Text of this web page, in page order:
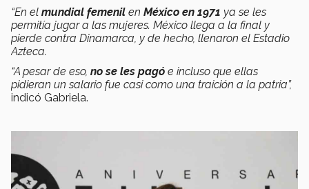
“En el mundial femenil en México en 1971 ya se les
permitía jugar a las mujeres. México llega a la final y
pierde contra Dinamarca, y de hecho, llenaron el Estadio
Azteca.
“A pesar de eso, no se les pagó e incluso que ellas
pidieran un salario fue casi como una traición a la patria”,
indicó Gabriela.